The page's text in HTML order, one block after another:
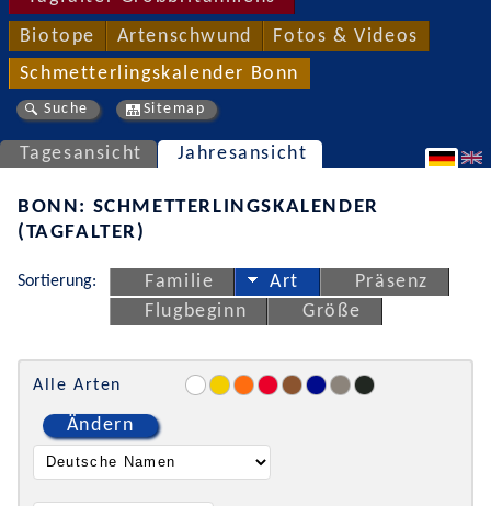
Biotope Artenschwund Fotos & Videos
Schmetterlingskalender Bonn
Suche Sitemap
Tagesansicht Jahresansicht
BONN: SCHMETTERLINGSKALENDER
(TAGFALTER)
Sortierung: Familie Art
Präsenz
Flugbeginn
Größe
Alle Arten
Ändern